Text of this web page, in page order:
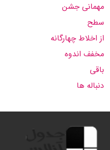
مهمانی جشن
سطح
از اخلاط چهارگانه
مخفف اندوه
باقی
دنباله ها